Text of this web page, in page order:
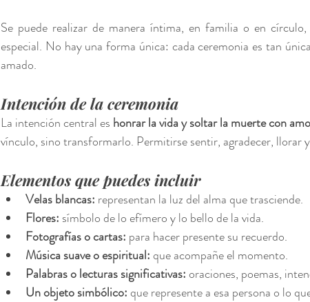
Se puede realizar de manera íntima, en familia o en
especial. No hay una forma única: cada ceremonia es tan
amado.
Intención de la ceremonia
La intención central es honrar la vida y soltar la muerte con
vínculo, sino transformarlo. Permitirse sentir, agradecer, llorar
Elementos que puedes incluir
Velas blancas: representan la luz del alma que trasciende.
Flores: símbolo de lo efímero y lo bello de la vida.
Fotografías o cartas: para hacer presente su recuerdo.
Música suave o espiritual: que acompañe el momento.
Palabras o lecturas significativas: oraciones, poemas,
Un objeto simbólico: que represente a esa persona o lo